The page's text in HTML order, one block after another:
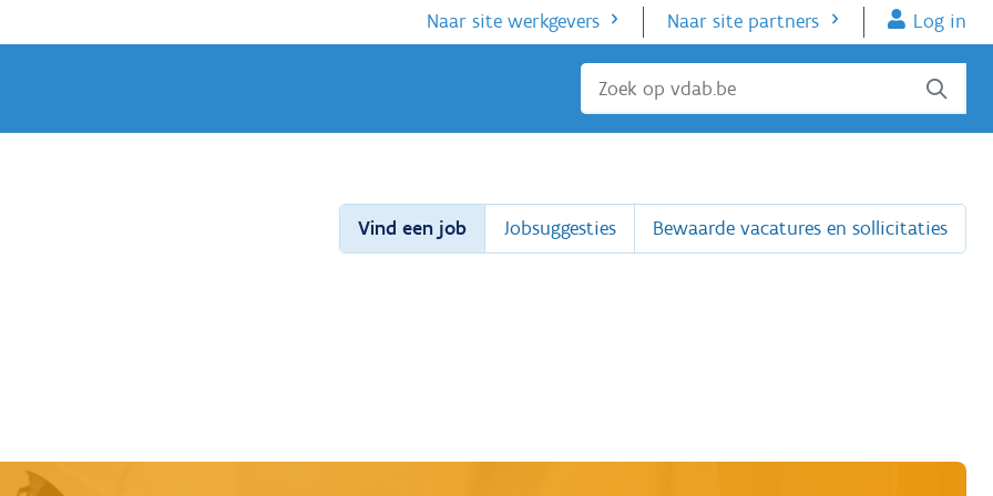
Naar site werkgevers Naar site partners Log in
Sluiten
Vind een job Jobsuggesties Bewaarde vacatures en sollicitaties